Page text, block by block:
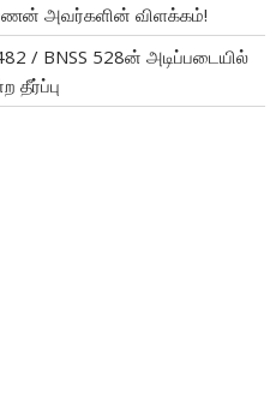
அவர்களின் விளக்கம்!
482 / BNSS 528ன் அடிப்படையில்
தீர்ப்பு